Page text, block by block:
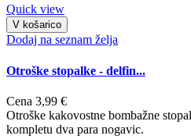
Quick view
V košarico
Dodaj na seznam želja
Otroške stopalke - delfin...
Cena 3,99 €
Otroške kakovostne bombažne
kompletu dva para nogavic.